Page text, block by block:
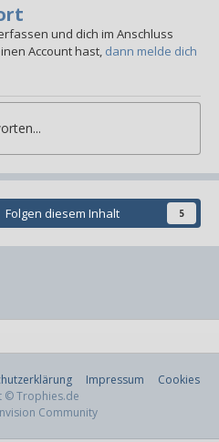
und dich im Anschluss
Account hast, dann melde dich
Folgen diesem Inhalt 5
Impressum
Cookies
© Trophies.de
Community